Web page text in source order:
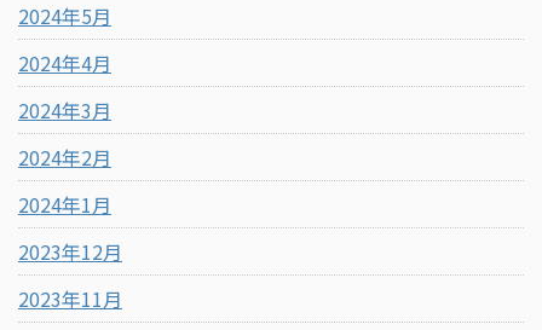
2024年5月
2024年4月
2024年3月
2024年2月
2024年1月
2023年12月
2023年11月